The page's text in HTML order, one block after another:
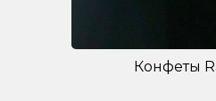
Конфеты